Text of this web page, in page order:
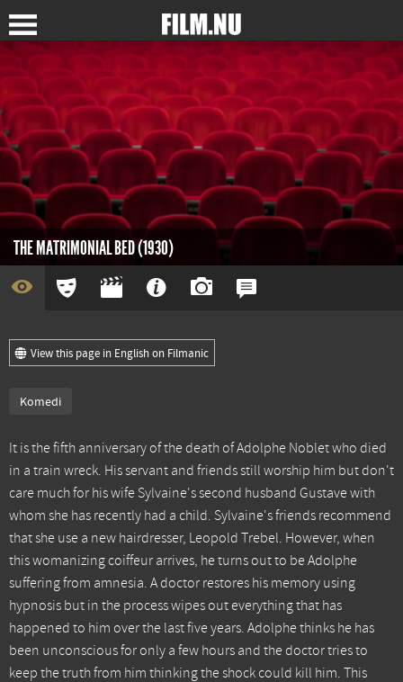
THE MATRIMONIAL BED (1930)
View this page in English on Filmanic
Komedi
It is the fifth anniversary of the death of Adolphe Noblet who died
in a train wreck. His servant and friends still worship him but don't
care much for his wife Sylvaine's second husband Gustave with
whom she has recently had a child. Sylvaine's friends recommend
that she use a new hairdresser, Leopold Trebel. However, when
this womanizing coiffeur arrives, he turns out to be Adolphe
suffering from amnesia. A doctor restores his memory using
hypnosis but in the process wipes out everything that has
happened to him over the last five years. Adolphe thinks he has
been unconscious for only a few hours and the doctor tries to
keep the truth from him thinking the shock could kill him. This